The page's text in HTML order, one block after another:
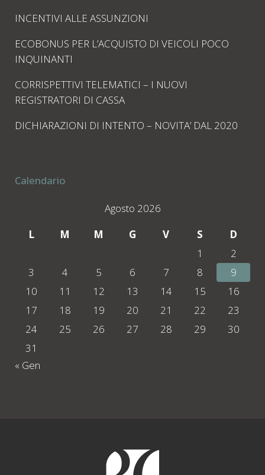
INCENTIVI ALLE ASSUNZIONI
ECOBONUS PER L’ACQUISTO DI VEICOLI POCO
INQUINANTI
CORRISPETTIVI TELEMATICI – I NUOVI
REGISTRATORI DI CASSA
DICHIARAZIONI DI INTENTO – NOVITA’ DAL 2020
Calendario
Agosto 2026
L
M M G V S
D
1
2
3
4 5 6 7 8
9
10
11 12 13 14 15
16
17
18 19 20 21 22
23
24
25 26 27 28 29
30
31
« Gen